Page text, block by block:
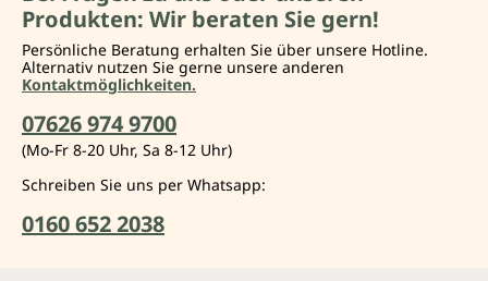
Produkten: Wir beraten Sie gern!
Persönliche Beratung erhalten Sie über unsere Hotline.
Alternativ nutzen Sie gerne unsere anderen
Kontaktmöglichkeiten.
07626 974 9700
(Mo-Fr 8-20 Uhr, Sa 8-12 Uhr)
Schreiben Sie uns per Whatsapp:
0160 652 2038